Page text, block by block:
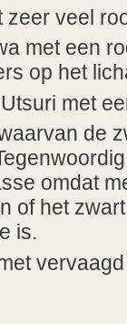
zeer veel
met een
op het
met
de
omdat
of het
is.